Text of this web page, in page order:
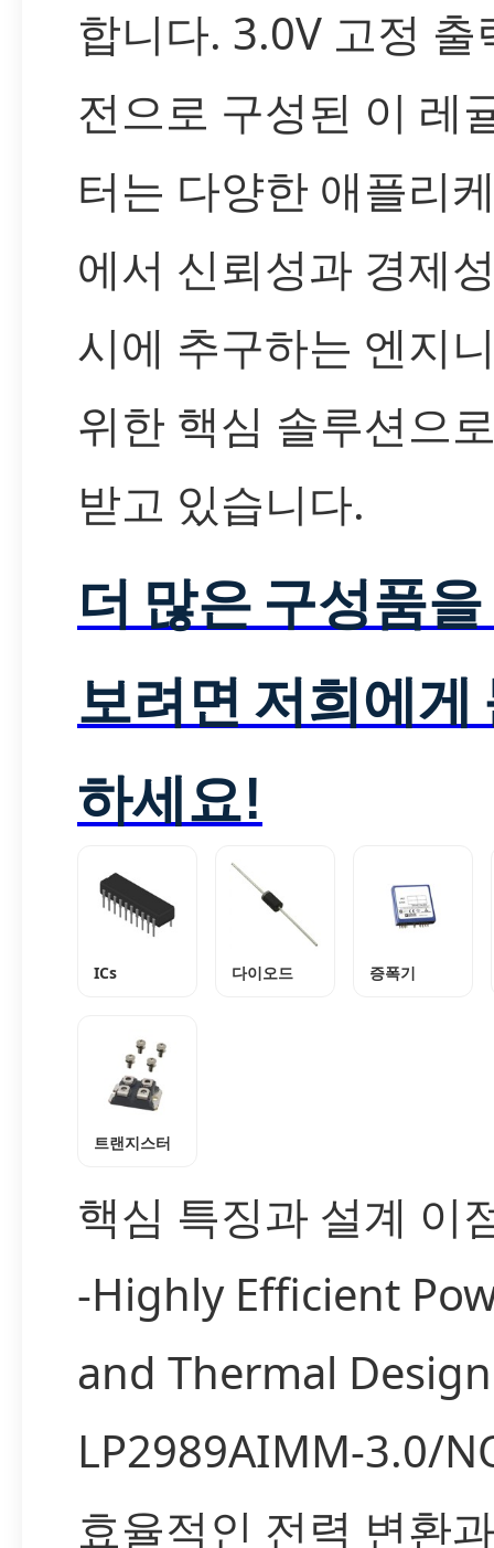
합니다. 3.0V 고정 출
전으로 구성된 이 레
터는 다양한 애플리
에서 신뢰성과 경제
시에 추구하는 엔지
위한 핵심 솔루션으
받고 있습니다.
더 많은 구성품
보려면 저희에게
하세요!
ICs 다이오드 증폭기
트랜지스터
핵심 특징과 설계 이
-Highly Efficient
and Thermal
LP2989AIMM-3.0/
효율적인 전력 변환